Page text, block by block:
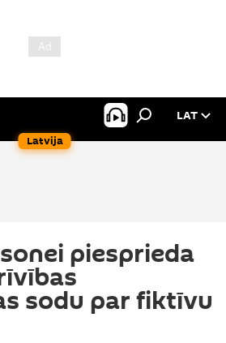
Latvija
LAT
piesprieda
sodu par fiktīvu